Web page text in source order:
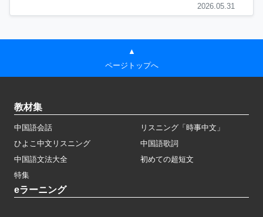
2026.05.31
▲
ページトップへ
教材集
中国語会話
リスニング「時事中文」
ひよこ中文リスニング
中国語歌詞
中国語文法大全
初めての超短文
特集
eラーニング